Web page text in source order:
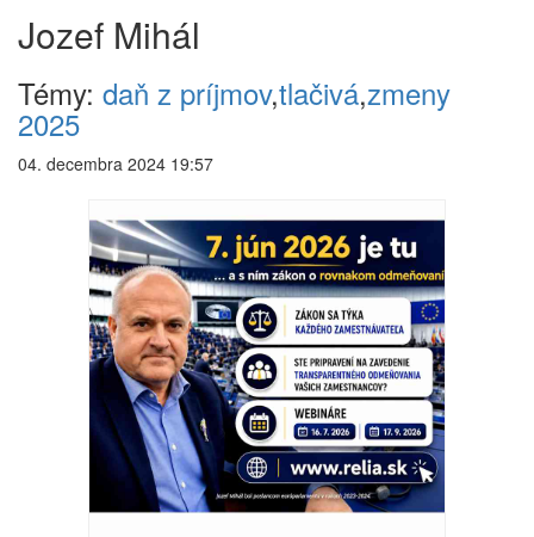
Jozef Mihál
Témy: daň z príjmov,tlačivá,zmeny
2025
04. decembra 2024 19:57